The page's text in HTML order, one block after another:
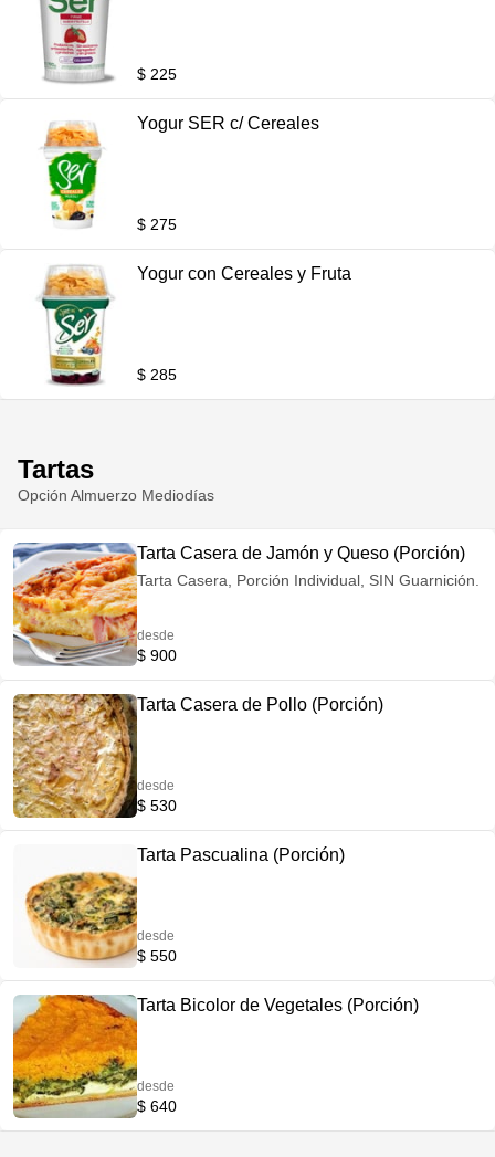
$ 225
Yogur SER c/ Cereales
$ 275
Yogur con Cereales y Fruta
$ 285
Tartas
Opción Almuerzo Mediodías
Tarta Casera de Jamón y Queso (Porción)
Tarta Casera, Porción Individual, SIN Guarnición.
desde
$ 900
Tarta Casera de Pollo (Porción)
desde
$ 530
Tarta Pascualina (Porción)
desde
$ 550
Tarta Bicolor de Vegetales (Porción)
desde
$ 640